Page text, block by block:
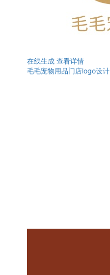
在线生成 查看详情
毛毛宠物用品门店logo设计